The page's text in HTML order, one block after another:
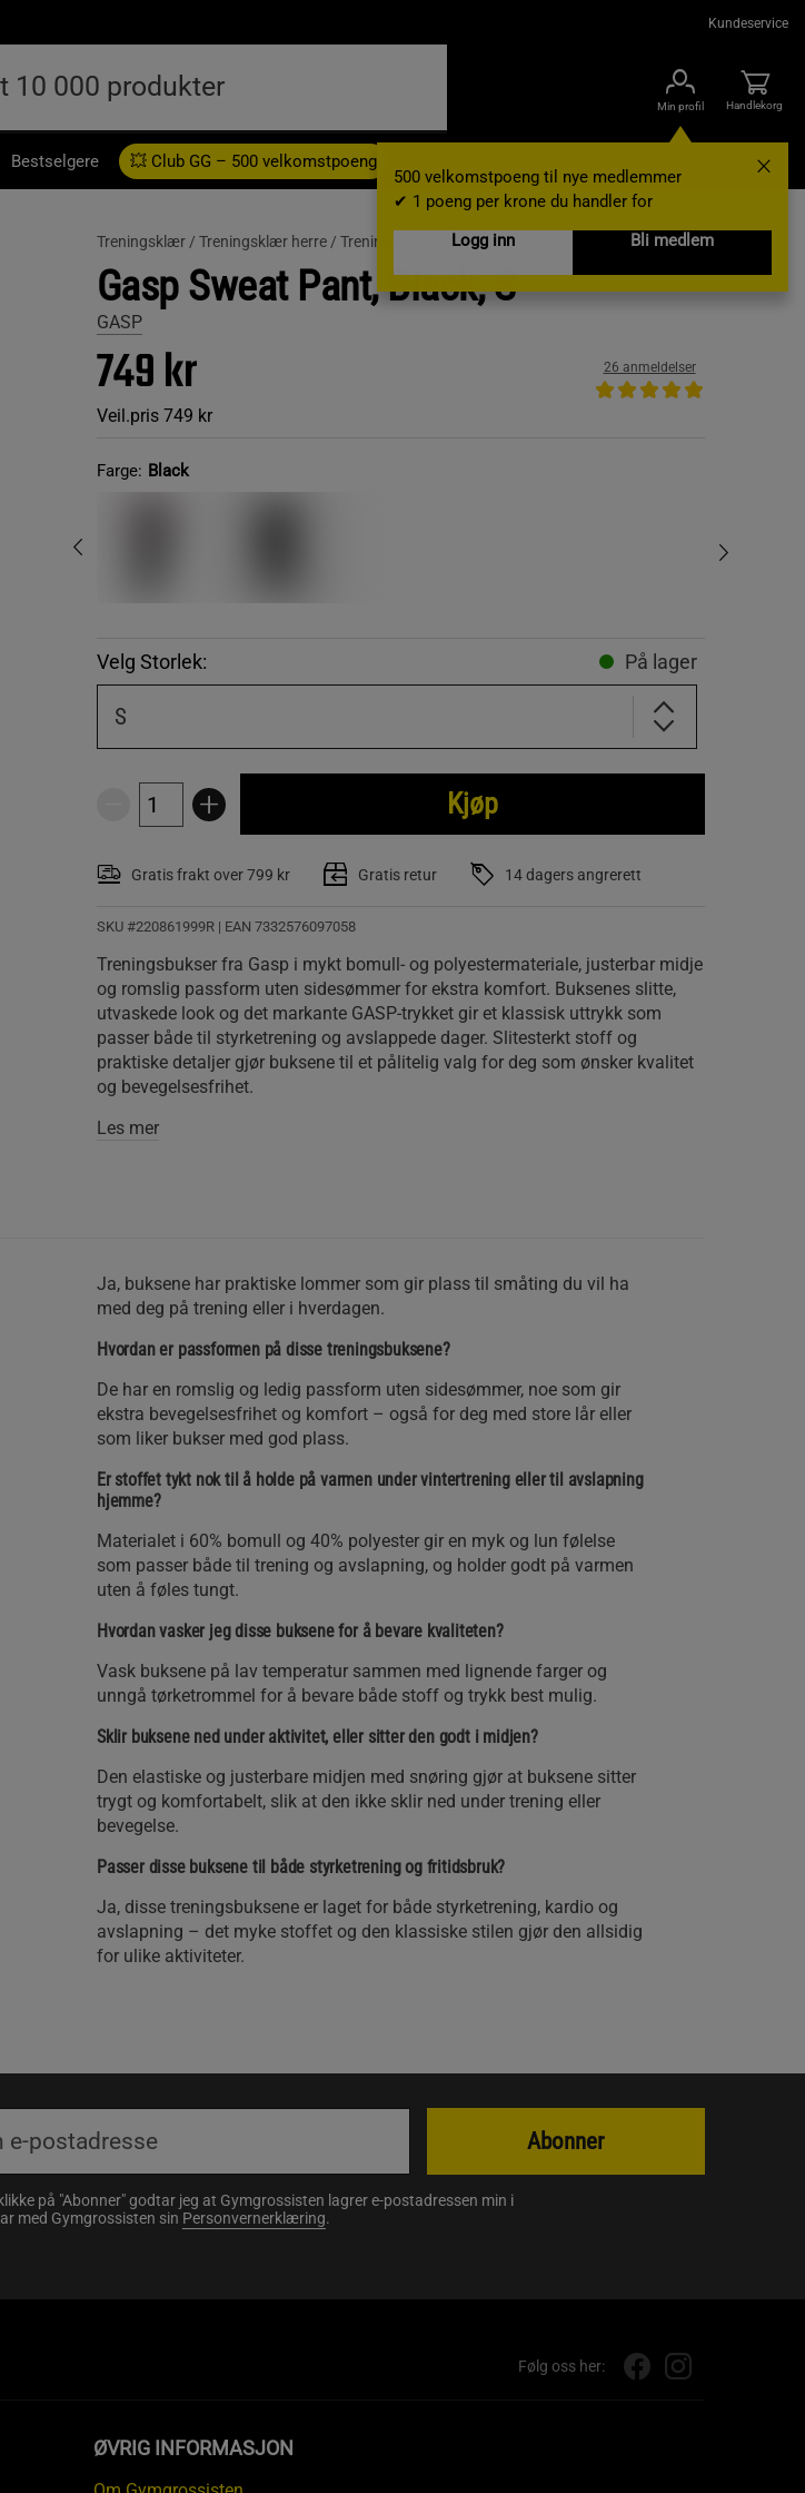
Kundeservice
Min profil
500 velkomstpoeng til nye medlemmer
✔ 1 poeng per krone du handler for
Logg inn
Bli medlem
Handlekorg
Bestselgere 💥 Club GG – 500 velkomstpoeng Gavekort
Treningsklær / Treningsklær herre / Treningsbukser
Gasp Sweat Pant, Black, S
GASP
749 kr
Veil.pris 749 kr
26 anmeldelser
Farge: Black
Velg Storlek: På lager
S
Kjøp
Gratis frakt over 799 kr Gratis retur 14 dagers angrerett
SKU #220861999R | EAN 7332576097058
Treningsbukser fra Gasp i mykt bomull- og polyestermateriale, justerbar midje
og romslig passform uten sidesømmer for ekstra komfort. Buksenes slitte,
utvaskede look og det markante GASP-trykket gir et klassisk uttrykk som
passer både til styrketrening og avslappede dager. Slitesterkt stoff og
praktiske detaljer gjør buksene til et pålitelig valg for deg som ønsker kvalitet
og bevegelsesfrihet.
Les mer
Ja, buksene har praktiske lommer som gir plass til småting du vil ha
med deg på trening eller i hverdagen.
Hvordan er passformen på disse treningsbuksene?
De har en romslig og ledig passform uten sidesømmer, noe som gir
ekstra bevegelsesfrihet og komfort – også for deg med store lår eller
som liker bukser med god plass.
Er stoffet tykt nok til å holde på varmen under vintertrening eller til avslapning
hjemme?
Materialet i 60% bomull og 40% polyester gir en myk og lun følelse
som passer både til trening og avslapning, og holder godt på varmen
uten å føles tungt.
Hvordan vasker jeg disse buksene for å bevare kvaliteten?
Vask buksene på lav temperatur sammen med lignende farger og
unngå tørketrommel for å bevare både stoff og trykk best mulig.
Sklir buksene ned under aktivitet, eller sitter den godt i midjen?
Den elastiske og justerbare midjen med snøring gjør at buksene sitter
trygt og komfortabelt, slik at den ikke sklir ned under trening eller
bevegelse.
Passer disse buksene til både styrketrening og fritidsbruk?
Ja, disse treningsbuksene er laget for både styrketrening, kardio og
avslapning – det myke stoffet og den klassiske stilen gjør den allsidig
for ulike aktiviteter.
på "Abonner" godtar jeg at Gymgrossisten lagrer e-postadressen min i
med Gymgrossisten sin Personvernerklæring.
Abonner
Følg oss her:
ØVRIG INFORMASJON